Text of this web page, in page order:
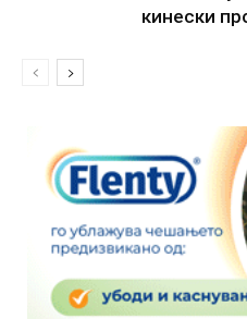
кинески